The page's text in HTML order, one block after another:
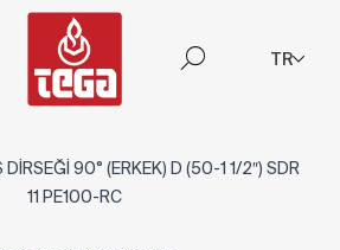
TR
DİRSEĞİ 90° (ERKEK) D (50-1 1/2″) SDR
11 PE100-RC